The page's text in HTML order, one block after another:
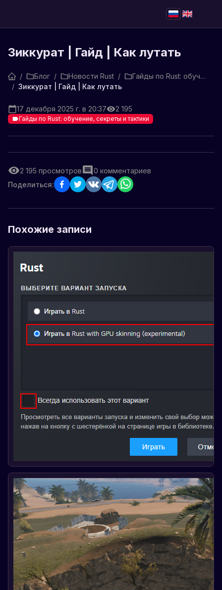
Зиккурат | Гайд | Как лутать
/ Блог / Новости Rust /
Гайды по Rust: обучение, секреты и тактики
/ Зиккурат | Гайд | Как лутать
17 декабря 2025 г. в 20:37 2 195
Гайды по Rust: обучение, секреты и тактики
2 195 просмотров 0 комментариев
Поделиться:
Похожие записи